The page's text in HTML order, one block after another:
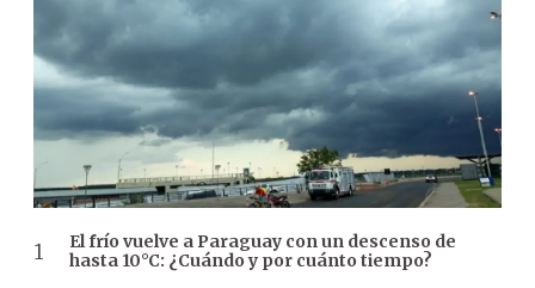
El frío vuelve a Paraguay con un descenso de
hasta 10°C: ¿Cuándo y por cuánto tiempo?